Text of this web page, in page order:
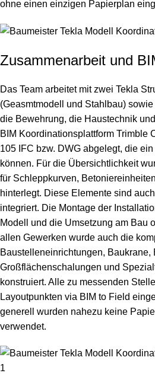
ohne einen einzigen Papierplan
Zusammenarbeit und
Das Team arbeitet mit zwei Tekla
(Geasmtmodell und Stahlbau)
die Bewehrung, die Haustechnik
BIM Koordinationsplattform Trimble
105 IFC bzw. DWG abgelegt, die
können. Für die Übersichtlichkeit
für Schleppkurven,
hinterlegt. Diese Elemente sind
integriert. Die Montage der
Modell und die Umsetzung am Bau
allen Gewerken wurde auch die
Baustelleneinrichtungen, Baukrane,
Großflächenschalungen und
konstruiert. Alle zu messenden
Layoutpunkten via BIM to Field
generell wurden nahezu keine
verwendet.